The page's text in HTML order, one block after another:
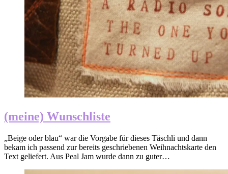
(meine) Wunschliste
„Beige oder blau“ war die Vorgabe für dieses Täschli und dann
bekam ich passend zur bereits geschriebenen Weihnachtskarte den
Text geliefert. Aus Peal Jam wurde dann zu guter…